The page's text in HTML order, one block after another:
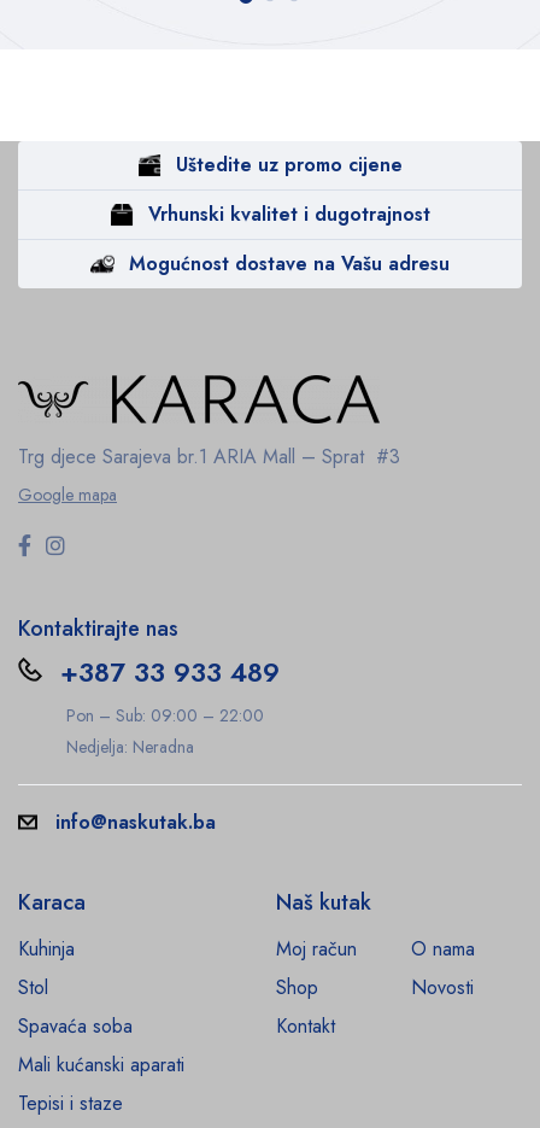
Uštedite uz promo cijene
Vrhunski kvalitet i dugotrajnost
Mogućnost dostave na Vašu adresu
Trg djece Sarajeva br.1 ARIA Mall – Sprat #3
Google mapa
Kontaktirajte nas
+387 33 933 489
Pon – Sub: 09:00 – 22:00
Nedjelja: Neradna
info@naskutak.ba
Karaca
Kuhinja
Stol
Spavaća soba
Mali kućanski aparati
Tepisi i staze
Naš kutak
Moj račun
O nama
Shop
Novosti
Kontakt